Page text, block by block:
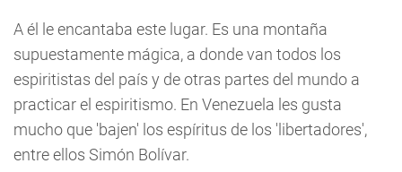
A él le encantaba este lugar. Es una montaña
supuestamente mágica, a donde van todos los
espiritistas del país y de otras partes del mundo a
practicar el espiritismo. En Venezuela les gusta
mucho que 'bajen' los espíritus de los 'libertadores',
entre ellos Simón Bolívar.